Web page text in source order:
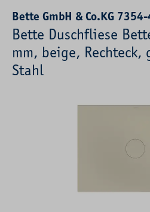
Bette GmbH & Co.KG
Bette Duschfliese
mm, beige,
Stahl